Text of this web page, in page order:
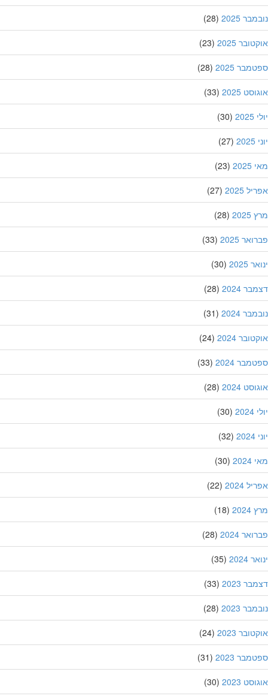
2025
(28)
2025
(23)
2025
(28)
2025
(33)
(30)
(27)
(23)
2025
(27)
(28)
2025
(33)
2025
(30)
2024
(28)
2024
(31)
2024
(24)
2024
(33)
2024
(28)
(30)
(32)
(30)
2024
(22)
(18)
2024
(28)
2024
(35)
2023
(33)
2023
(28)
2023
(24)
2023
(31)
2023
(30)